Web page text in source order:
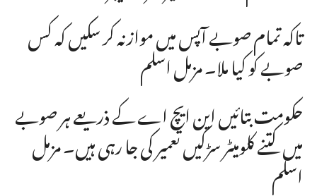
تاکہ تمام صوبے آپس میں موازنہ کر سکیں کہ کس
صوبے کو کیا ملا۔ مزمل اسلم
حکومت بتائیں این ایچ اے کے ذریعے ہر صوبے
میں کتنے کلومیٹر سڑکیں تعمیر کی جا رہی ہیں۔ مزمل
اسلم